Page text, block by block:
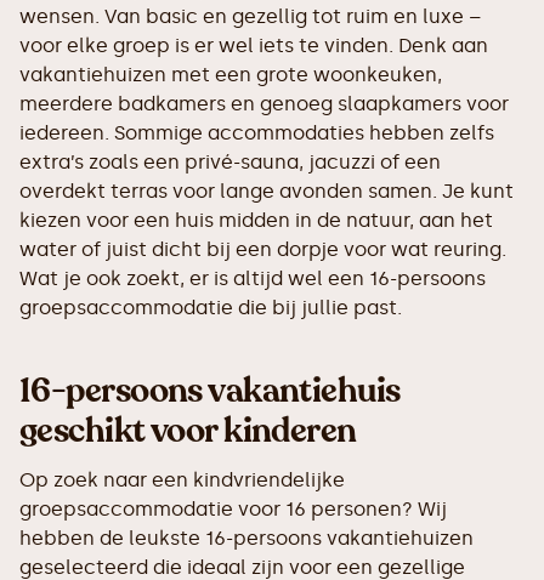
wensen. Van basic en gezellig tot ruim en luxe –
voor elke groep is er wel iets te vinden. Denk aan
vakantiehuizen met een grote woonkeuken,
meerdere badkamers en genoeg slaapkamers voor
iedereen. Sommige accommodaties hebben zelfs
extra’s zoals een privé-sauna, jacuzzi of een
overdekt terras voor lange avonden samen. Je kunt
kiezen voor een huis midden in de natuur, aan het
water of juist dicht bij een dorpje voor wat reuring.
Wat je ook zoekt, er is altijd wel een 16-persoons
groepsaccommodatie die bij jullie past.
16-persoons vakantiehuis
geschikt voor kinderen
Op zoek naar een kindvriendelijke
groepsaccommodatie voor 16 personen? Wij
hebben de leukste 16-persoons vakantiehuizen
geselecteerd die ideaal zijn voor een gezellige